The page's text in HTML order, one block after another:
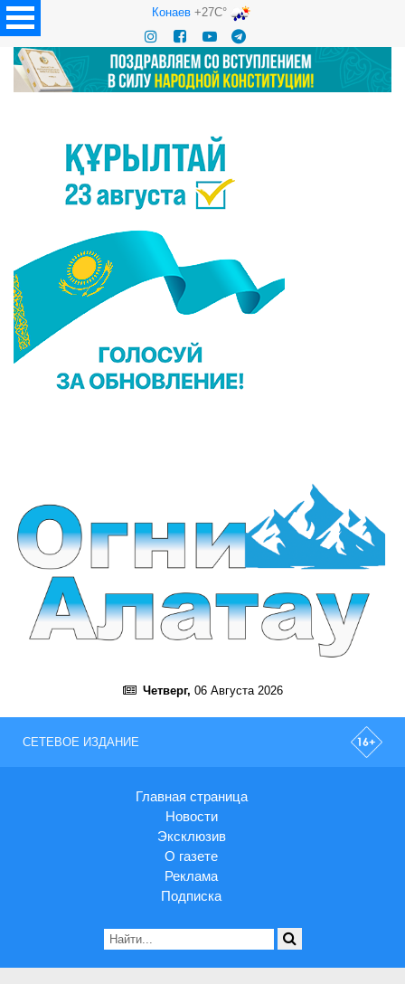
Конаев+27C°
Четверг, 06 Августа 2026
СЕТЕВОЕ ИЗДАНИЕ
Главная страница
Новости
Эксклюзив
О газете
Реклама
Подписка